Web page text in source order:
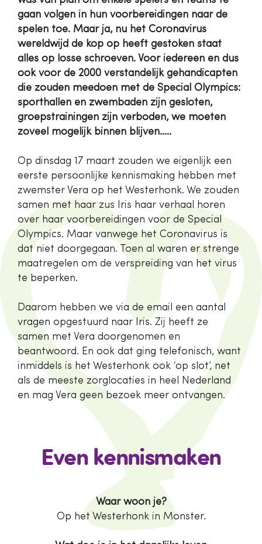
gaan volgen in hun voorbereidingen naar de
spelen toe. Maar ja, nu het Coronavirus
wereldwijd de kop op heeft gestoken staat
alles op losse schroeven. Voor iedereen en dus
ook voor de 2000 verstandelijk gehandicapten
die zouden meedoen met de Special Olympics:
sporthallen en zwembaden zijn gesloten,
groepstrainingen zijn verboden, we moeten
zoveel mogelijk binnen blijven.....
Op dinsdag 17 maart zouden we eigenlijk een
eerste persoonlijke kennismaking hebben met
zwemster Vera op het Westerhonk. We zouden
samen met haar zus Iris haar verhaal horen
over haar voorbereidingen voor de Special
Olympics. Maar vanwege het Coronavirus is
dat niet doorgegaan. Toen al waren er strenge
maatregelen om de verspreiding van het virus
te beperken.
Daarom hebben we via de email een aantal
vragen opgestuurd naar Iris. Zij heeft ze
samen met Vera doorgenomen en
beantwoord. En ook dat ging telefonisch, want
inmiddels is het Westerhonk ook ‘op slot’, net
als de meeste zorglocaties in heel Nederland
en mag Vera geen bezoek meer ontvangen.
Even kennismaken
Waar woon je?
Op het Westerhonk in Monster.